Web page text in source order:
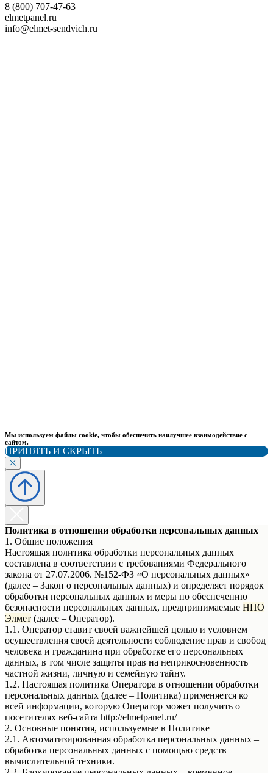
8 (800) 707-47-63
elmetpanel.ru
info@elmet-sendvich.ru
Мы используем файлы cookie, чтобы обеспечить наилучшее взаимодействие с
сайтом.
ПРИНЯТЬ И СКРЫТЬ
Политика в отношении обработки персональных данных
1. Общие положения
Настоящая политика обработки персональных данных
составлена в соответствии с требованиями Федерального
закона от 27.07.2006. №152-ФЗ «О персональных данных»
(далее – Закон о персональных данных) и определяет порядок
обработки персональных данных и меры по обеспечению
безопасности персональных данных, предпринимаемые НПО
Элмет (далее – Оператор).
1.1. Оператор ставит своей важнейшей целью и условием
осуществления своей деятельности соблюдение прав и свобод
человека и гражданина при обработке его персональных
данных, в том числе защиты прав на неприкосновенность
частной жизни, личную и семейную тайну.
1.2. Настоящая политика Оператора в отношении обработки
персональных данных (далее – Политика) применяется ко
всей информации, которую Оператор может получить о
посетителях веб-сайта http://elmetpanel.ru/
2. Основные понятия, используемые в Политике
2.1. Автоматизированная обработка персональных данных –
обработка персональных данных с помощью средств
вычислительной техники.